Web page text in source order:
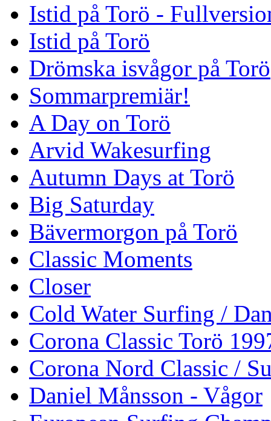
Istid på Torö -
Istid på Torö
Drömska isvågor på Torö
Sommarpremiär!
A Day on Torö
Arvid Wakesurfing
Autumn Days at Torö
Big Saturday
Bävermorgon på Torö
Classic Moments
Closer
Cold Water Surfing /
Corona Classic Torö
Corona Nord Classic /
Daniel Månsson - Vågor